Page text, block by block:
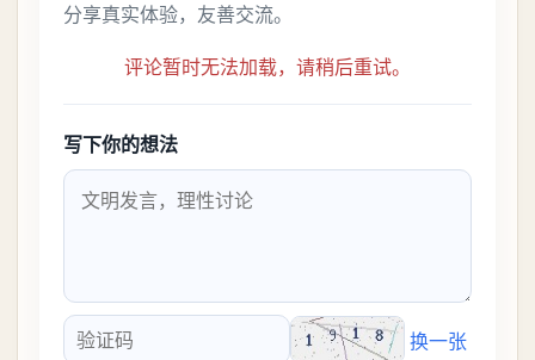
分享真实体验，友善交流。
评论暂时无法加载，请稍后重试。
写下你的想法
验证码
换一张